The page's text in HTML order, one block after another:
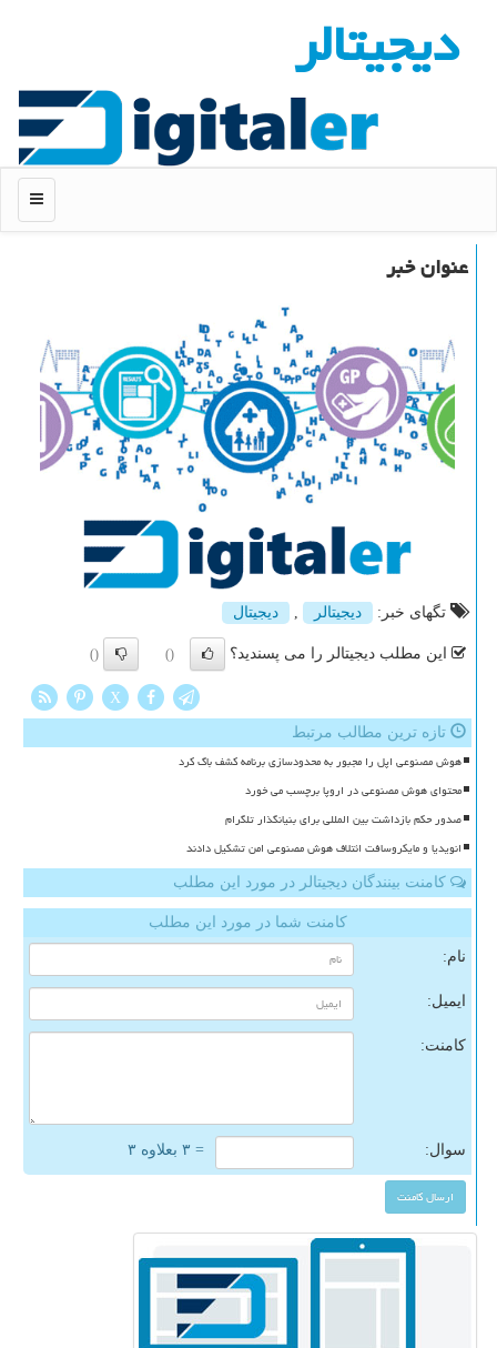
دیجیتالر
منو
عنوان خبر
تگهای خبر: دیجیتالر دیجیتال
این مطلب دیجیتالر را می پسندید؟ ()
()
X
تازه ترین مطالب مرتبط
هوش مصنوعی اپل را مجبور به محدودسازی برنامه کشف باگ کرد
محتوای هوش مصنوعی در اروپا برچسب می خورد
صدور حکم بازداشت بین المللی برای بنیانگذار تلگرام
انویدیا و مایکروسافت ائتلاف هوش مصنوعی امن تشکیل دادند
کامنت بینندگان دیجیتالر در مورد این مطلب
کامنت شما در مورد این مطلب
نام:
ایمیل:
کامنت:
سوال: = ۳ بعلاوه ۳